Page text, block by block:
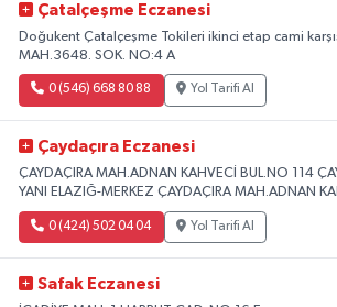
Çatalçeşme Eczanesi
Doğukent Çatalçeşme Tokileri ikinci etap cami
MAH.3648. SOK. NO:4 A
0 (546) 668 80 88 Yol Tarifi Al
Çaydaçıra Eczanesi
ÇAYDAÇIRA MAH.ADNAN KAHVECİ BUL.NO 114
YANI ELAZIĞ-MERKEZ ÇAYDAÇIRA MAH.ADNAN
0 (424) 502 04 04 Yol Tarifi Al
Safak Eczanesi